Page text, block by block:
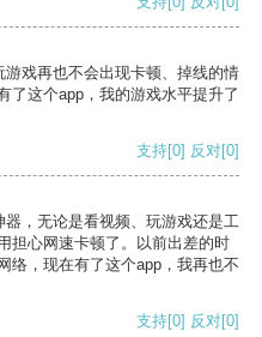
戏再也不会出现卡顿、掉线的情
了这个app，我的游戏水平提升了
支持[0] 反对[0]
，无论是看视频、玩游戏还是工
担心网速卡顿了。以前出差的时
络，现在有了这个app，我再也不
支持[0] 反对[0]